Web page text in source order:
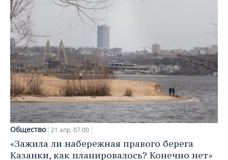
Общество 21 апр, 07:00
«Зажила ли набережная правого берега
Казанки, как планировалось? Конечно нет»